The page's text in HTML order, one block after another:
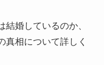
婚しているのか、
真相について詳しく